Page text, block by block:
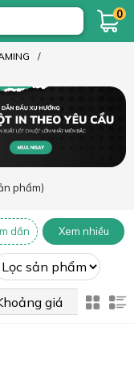
0
phẩm)
dần Xem nhiều